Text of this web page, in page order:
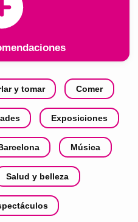
y tomar Comer
Exposiciones
Música
Salud y belleza